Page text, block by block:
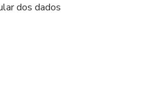
dos dados